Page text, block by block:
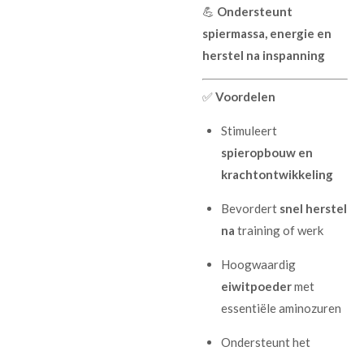
💪 Ondersteunt
spiermassa, energie en
herstel na inspanning
✅Voordelen
Stimuleert
spieropbouw en
krachtontwikkeling
Bevordertsnel herstel
na training of werk
Hoogwaardig
eiwitpoedermet
essentiële aminozuren
Ondersteunt het